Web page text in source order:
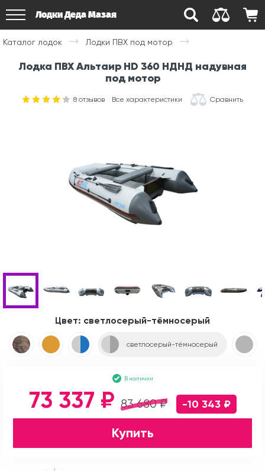
Лодки Деда Мазая
Каталог лодок Лодки ПВХ под мотор
Лодка ПВХ Альтаир HD 360 НДНД надувная
под мотор
8 отзывов Все характеристики Сравнить
Цвет: светлосерый-тёмносерый
светлосерый-тёмносерый
В наличии
83 680 ₽
73 337 ₽ -10 343 ₽
Купить